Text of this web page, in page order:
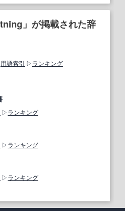
」が掲載された辞
用語索引
ランキング
ランキング
ランキング
ランキング